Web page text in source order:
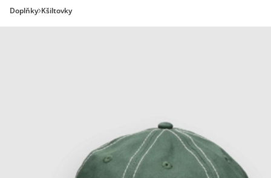
Doplňky Kšiltovky